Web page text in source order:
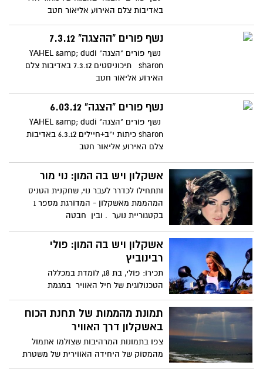
באדיבות צלם האירוע אליאור חטב
נשף פורים "ההצגה" 7.3.12
נשף פורים "הצגה" YAHEL &amp; dudi
sharon תיכוניסטים 7.3.12 באדיבות צלם
האירוע אליאור חטב
נשף פורים "הצגה" 6.03.12
נשף פורים "הצגה" YAHEL &amp; dudi
sharon כיתות י"ב+חיילים 6.3.12 באדיבות
צלם האירוע אליאור חטב
אשקלון ויש בה המון: נוי מור
ותתחילו לכדרר לעבר נוי, שחקנית הטניס
המהממת מאשקלון - המדורגת מספר 1
בקטגוריית נוער . ובין חבטה
אשקלון ויש בה המון: פולי
רבינוביץ
תכירו: פולי, בת 18, לומדת במכללה
הטכנולוגית של חיל האוויר במגמת
אלקטרוניקה. חוצמזה היא פריקית של
תמונת מהממות של תחנת הכוח
באשקלון דרך האוויר
צפו בתמונות המרהיבות שצולמו אתמול
מהמסוק של היחידה האווירית של משטרת
ישראל, במהלך טיסה מבצעית לאורך